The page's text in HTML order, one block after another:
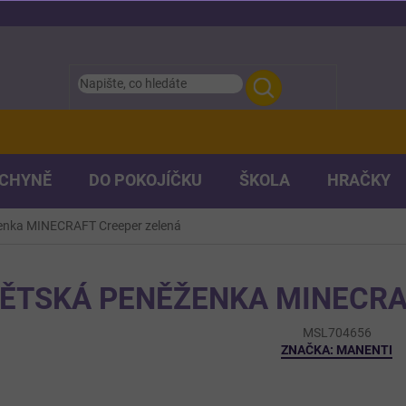
DO POKOJÍČKU ŠKOLA HRAČKY
MINECRAFT Creeper zelená
PENĚŽENKA
MSL704656
ZNAČKA: MANENTI